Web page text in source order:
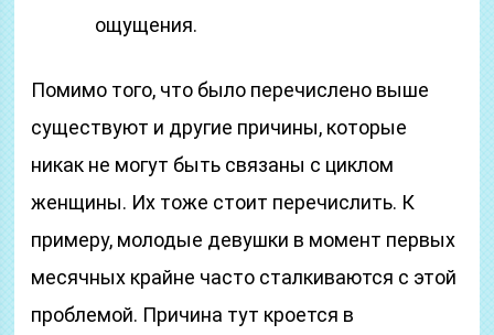
ощущения.
Помимо того, что было перечислено выше
существуют и другие причины, которые
никак не могут быть связаны с циклом
женщины. Их тоже стоит перечислить. К
примеру, молодые девушки в момент первых
месячных крайне часто сталкиваются с этой
проблемой. Причина тут кроется в